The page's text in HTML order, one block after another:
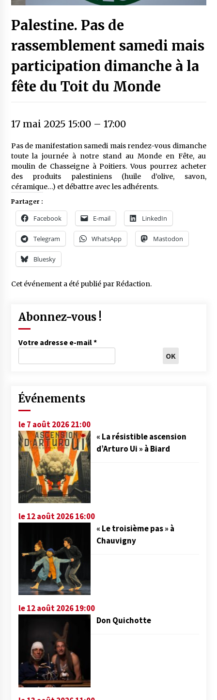
Palestine. Pas de
rassemblement samedi mais
participation dimanche à la
fête du Toit du Monde
17 mai 2025 15:00– 17:00
Pas de manifestation samedi mais rendez-vous dimanche
toute la journée à notre stand au Monde en Fête, au
moulin de Chasseigne à Poitiers. Vous pourrez acheter
des produits palestiniens (huile d’olive, savon,
céramique…) et débattre avec les adhérents.
Partager :
Facebook E-mail LinkedIn
Telegram WhatsApp Mastodon
Bluesky
Cet événement a été publié parRédaction.
Abonnez-vous !
Votre adresse e-mail*
Événements
le 7 août 2026 21:00
« La résistible ascension
d’Arturo Ui » à Biard
le 12 août 2026 16:00
« Le troisième pas » à
Chauvigny
le 12 août 2026 19:00
Don Quichotte